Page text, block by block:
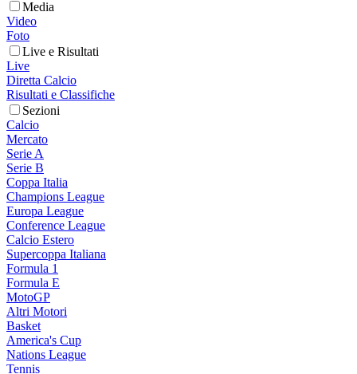
Media
Video
Foto
Live e Risultati
Live
Diretta Calcio
Risultati e Classifiche
Sezioni
Calcio
Mercato
Serie A
Serie B
Coppa Italia
Champions League
Europa League
Conference League
Calcio Estero
Supercoppa Italiana
Formula 1
Formula E
MotoGP
Altri Motori
Basket
America's Cup
Nations League
Tennis